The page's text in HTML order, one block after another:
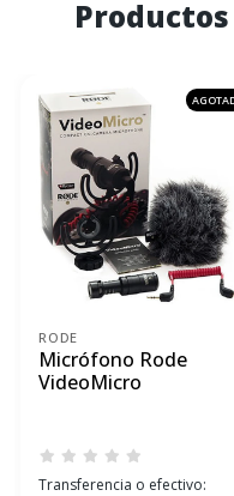
RODE
Micrófono Rode
VideoMicro
Transferencia o efectivo: